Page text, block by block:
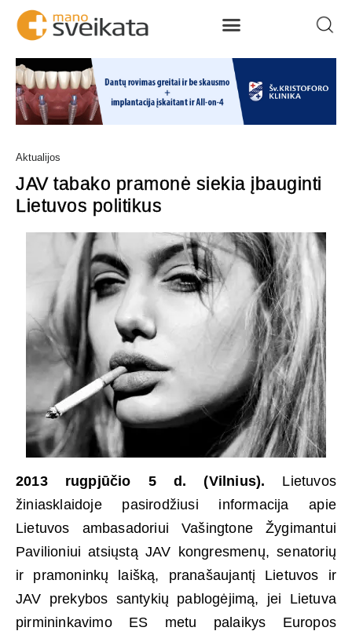
Aktualijos
JAV tabako pramonė siekia įbauginti
Lietuvos politikus
2013 rugpjūčio 5 d. (Vilnius). Lietuvos
žiniasklaidoje pasirodžiusi informacija apie
Lietuvos ambasadoriui Vašingtone Žygimantui
Pavilioniui atsiųstą JAV kongresmenų, senatorių
ir pramoninkų laišką, pranašaujantį Lietuvos ir
JAV prekybos santykių pablogėjimą, jei Lietuva
pirmininkavimo ES metu palaikys Europos